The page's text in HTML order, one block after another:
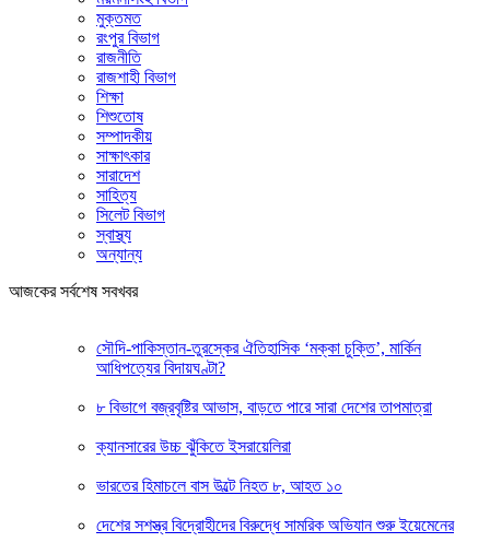
মুক্তমত
রংপুর বিভাগ
রাজনীতি
রাজশাহী বিভাগ
শিক্ষা
শিশুতোষ
সম্পাদকীয়
সাক্ষাৎকার
সারাদেশ
সাহিত্য
সিলেট বিভাগ
স্বাস্থ্য
অন্যান্য
আজকের সর্বশেষ সবখবর
সৌদি-পাকিস্তান-তুরস্কের ঐতিহাসিক ‘মক্কা চুক্তি’, মার্কিন
আধিপত্যের বিদায়ঘণ্টা?
৮ বিভাগে বজ্রবৃষ্টির আভাস, বাড়তে পারে সারা দেশের তাপমাত্রা
ক্যানসারের উচ্চ ঝুঁকিতে ইসরায়েলিরা
ভারতের হিমাচলে বাস উল্টে নিহত ৮, আহত ১০
দেশের সশস্ত্র বিদ্রোহীদের বিরুদ্ধে সামরিক অভিযান শুরু ইয়েমেনের